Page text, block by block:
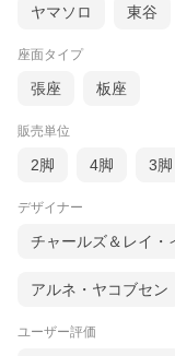
色々なテイストに
張地の合皮レザーは
ラウンカラーです。
ヤマソロ 東谷
座面タイプ
張座 板座
販売単位
2脚 4脚 3脚
デザイナー
チャールズ＆レイ・
アルネ・ヤコブセン
ユーザー評価